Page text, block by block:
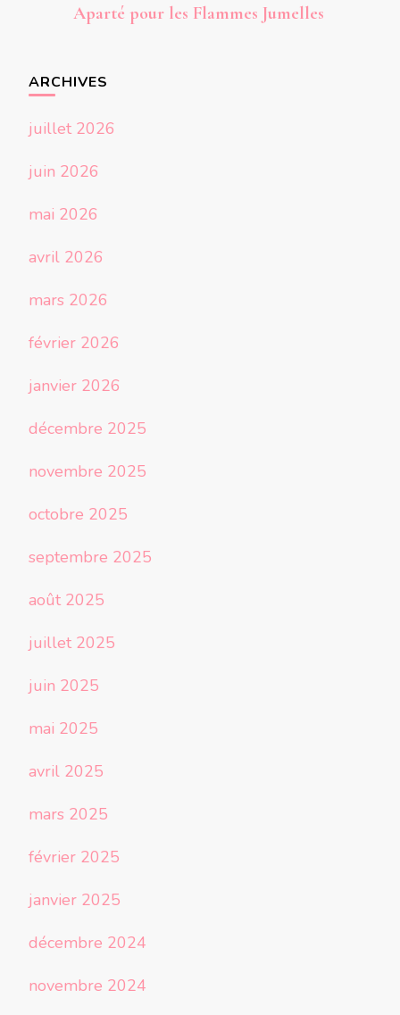
Aparté pour les Flammes Jumelles
ARCHIVES
juillet 2026
juin 2026
mai 2026
avril 2026
mars 2026
février 2026
janvier 2026
décembre 2025
novembre 2025
octobre 2025
septembre 2025
août 2025
juillet 2025
juin 2025
mai 2025
avril 2025
mars 2025
février 2025
janvier 2025
décembre 2024
novembre 2024